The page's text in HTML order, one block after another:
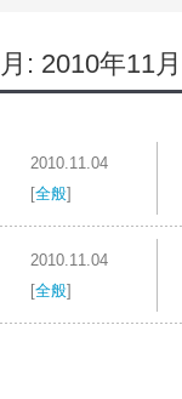
月: 2010年11月
2010.11.04
[全般]
2010.11.04
[全般]